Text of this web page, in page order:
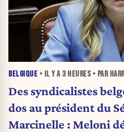
BELGIQUE • IL Y A 3 HEURES• PAR
Des syndicalistes
dos au président du
Marcinelle : Meloni